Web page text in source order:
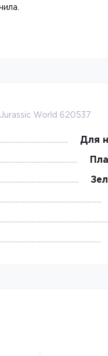
Jurassic World 620537
Для